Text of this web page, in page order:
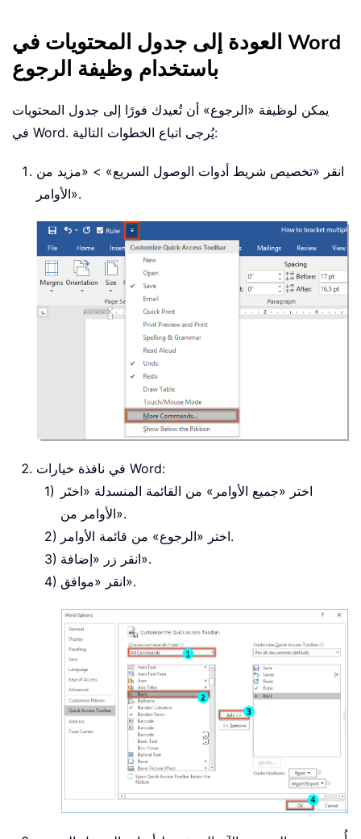
العودة إلى جدول المحتويات في Word
باستخدام وظيفة الرجوع
يمكن لوظيفة «الرجوع» أن تُعيدك فورًا إلى جدول المحتويات
في Word. يُرجى اتباع الخطوات التالية:
انقر «تخصيص شريط أدوات الوصول السريع» > «مزيد من
الأوامر».
في نافذة خيارات Word:
اختر «جميع الأوامر» من القائمة المنسدلة «اختَر
الأوامر من».
اختر «الرجوع» من قائمة الأوامر.
انقر زر «إضافة».
انقر «موافق».